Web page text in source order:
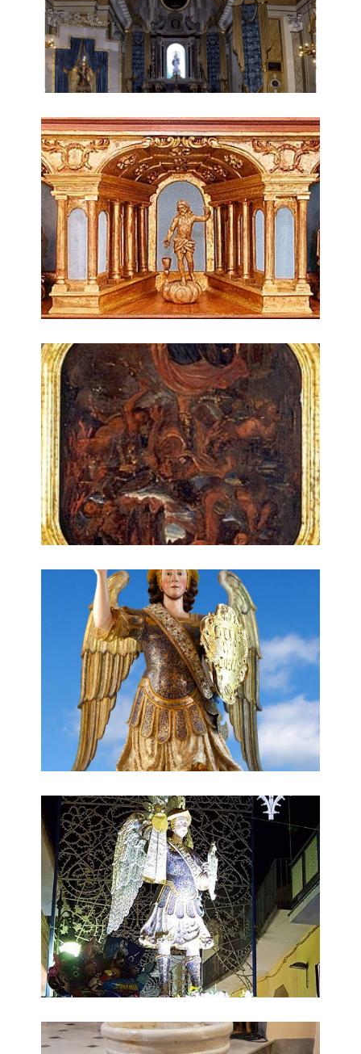
Chiesa di San Michele Arcangelo
Chiesa di San Michele Arcangelo
Chiesa di San Michele Arcangelo
Chiesa di San Michele Arcangelo
Chiesa di San Michele Arcangelo